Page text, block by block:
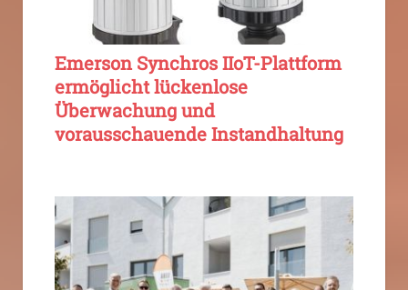
Emerson Synchros IIoT-Plattform
ermöglicht lückenlose
Überwachung und
vorausschauende Instandhaltung